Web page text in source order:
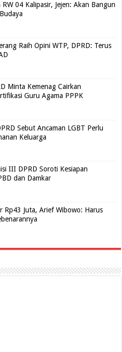
04 Kalipasir, Jejen: Akan Bangun
Raih Opini WTP, DPRD: Terus
Minta Kemenag Cairkan
Guru Agama PPPK
Sebut Ancaman LGBT Perlu
Keluarga
III DPRD Soroti Kesiapan
dan Damkar
Rp43 Juta, Arief Wibowo: Harus